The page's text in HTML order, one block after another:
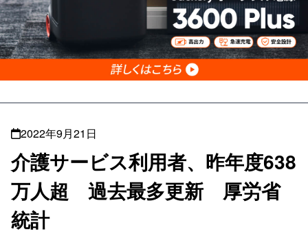
2022年9月21日
介護サービス利用者、昨年度638
万人超 過去最多更新 厚労省
統計